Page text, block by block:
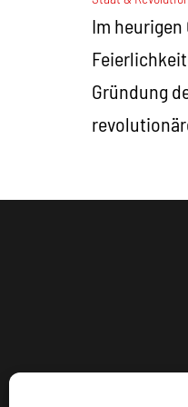
Im
Gründung